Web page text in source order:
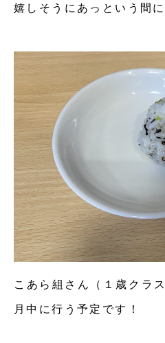
嬉しそうにあっという間
こあら組さん（１歳クラ
月中に行う予定です！